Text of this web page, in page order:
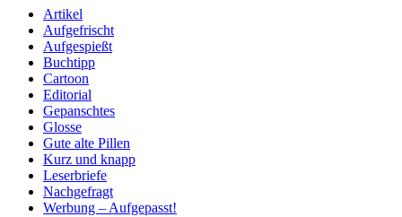
Artikel
Aufgefrischt
Aufgespießt
Buchtipp
Cartoon
Editorial
Gepanschtes
Glosse
Gute alte Pillen
Kurz und knapp
Leserbriefe
Nachgefragt
Werbung – Aufgepasst!